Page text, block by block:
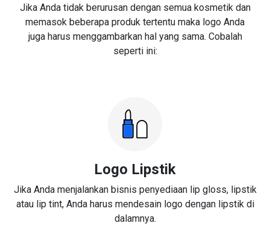
Jika Anda tidak berurusan dengan semua kosmetik dan
memasok beberapa produk tertentu maka logo Anda
juga harus menggambarkan hal yang sama. Cobalah
seperti ini:
Logo Lipstik
Jika Anda menjalankan bisnis penyediaan lip gloss, lipstik
atau lip tint, Anda harus mendesain logo dengan lipstik di
dalamnya.